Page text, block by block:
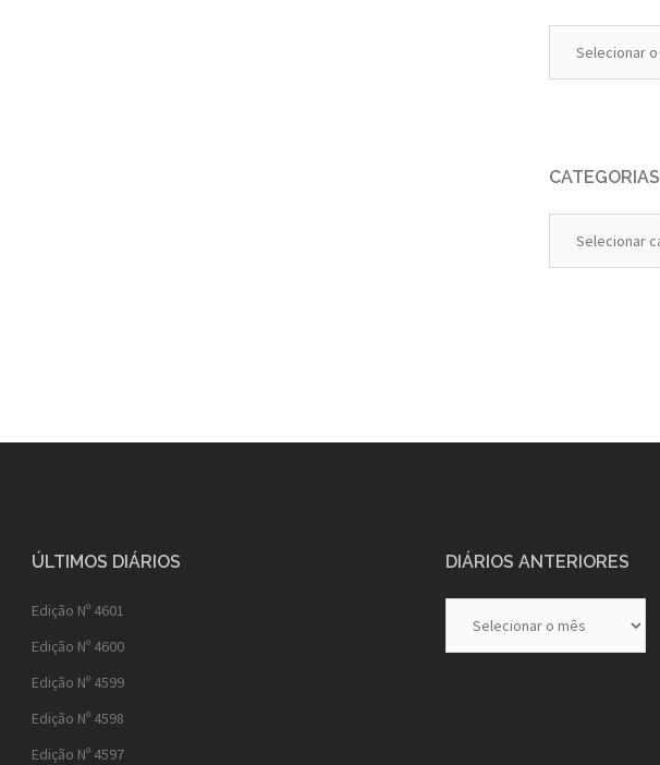
Anteriores
CATEGORIAS
ÚLTIMOS DIÁRIOS
Edição Nº 4601
Edição Nº 4600
Edição Nº 4599
Edição Nº 4598
Edição Nº 4597
DIÁRIOS ANTERIORES
Anteriores